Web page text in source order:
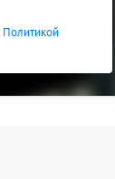
Политикой